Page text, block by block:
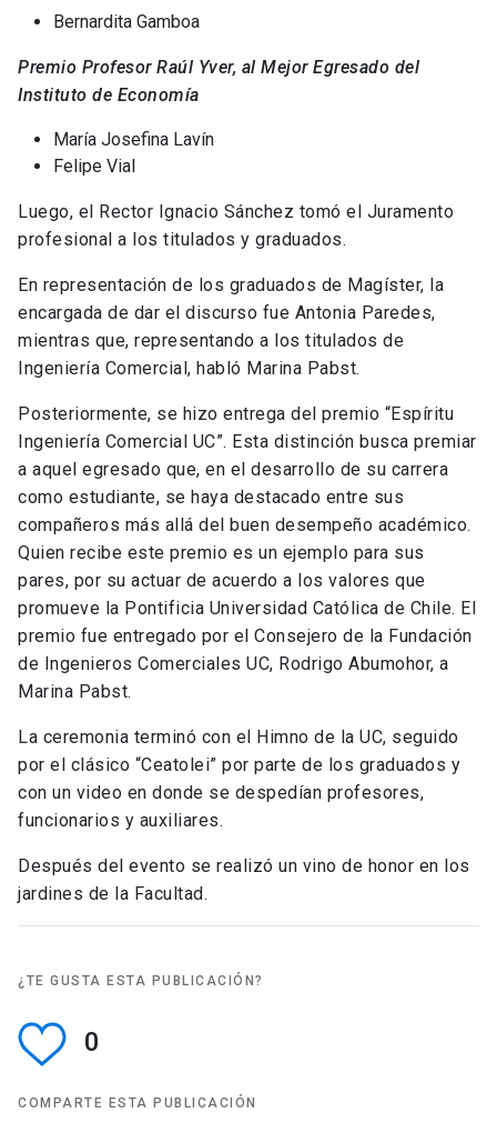
Bernardita Gamboa
Premio Profesor Raúl Yver, al Mejor Egresado del
Instituto de Economía
María Josefina Lavín
Felipe Vial
Luego, el Rector Ignacio Sánchez tomó el Juramento
profesional a los titulados y graduados.
En representación de los graduados de Magíster, la
encargada de dar el discurso fue Antonia Paredes,
mientras que, representando a los titulados de
Ingeniería Comercial, habló Marina Pabst.
Posteriormente, se hizo entrega del premio “Espíritu
Ingeniería Comercial UC”. Esta distinción busca premiar
a aquel egresado que, en el desarrollo de su carrera
como estudiante, se haya destacado entre sus
compañeros más allá del buen desempeño académico.
Quien recibe este premio es un ejemplo para sus
pares, por su actuar de acuerdo a los valores que
promueve la Pontificia Universidad Católica de Chile. El
premio fue entregado por el Consejero de la Fundación
de Ingenieros Comerciales UC, Rodrigo Abumohor, a
Marina Pabst.
La ceremonia terminó con el Himno de la UC, seguido
por el clásico “Ceatolei” por parte de los graduados y
con un video en donde se despedían profesores,
funcionarios y auxiliares.
Después del evento se realizó un vino de honor en los
jardines de la Facultad.
¿TE GUSTA ESTA PUBLICACIÓN?
0
COMPARTE ESTA PUBLICACIÓN